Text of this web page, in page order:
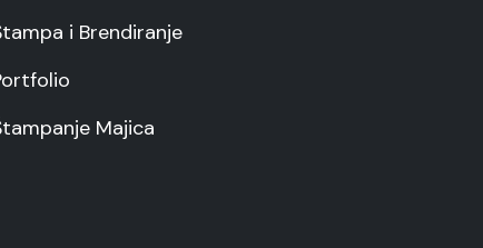
i Brendiranje
Majica